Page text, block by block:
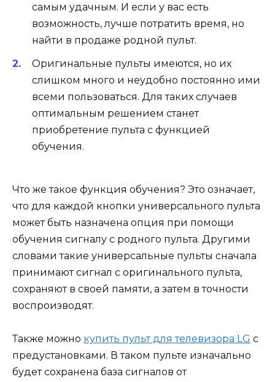
самым удачным. И если у вас есть
возможность, лучше потратить время, но
найти в продаже родной пульт.
Оригинальные пульты имеются, но их
слишком много и неудобно постоянно ими
всеми пользоваться. Для таких случаев
оптимальным решением станет
приобретение пульта с функцией
обучения.
Что же такое функция обучения? Это означает,
что для каждой кнопки универсального пульта
может быть назначена опция при помощи
обучения сигналу с родного пульта. Другими
словами такие универсальные пульты сначала
принимают сигнал с оригинального пульта,
сохраняют в своей памяти, а затем в точности
воспроизводят.
Также можно купить пульт для телевизора LG с
предустановками. В таком пульте изначально
будет сохранена база сигналов от